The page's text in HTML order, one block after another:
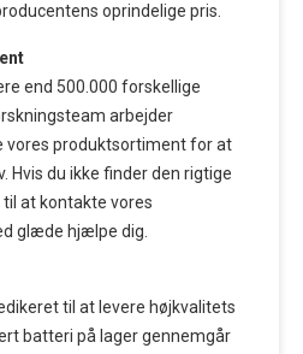
oprindelige pris.
end 500.000 forskellige
arbejder
vores produktsortiment for at
Hvis du ikke finder den rigtige
at kontakte vores
glæde hjælpe dig.
til at levere højkvalitets
batteri på lager gennemgår